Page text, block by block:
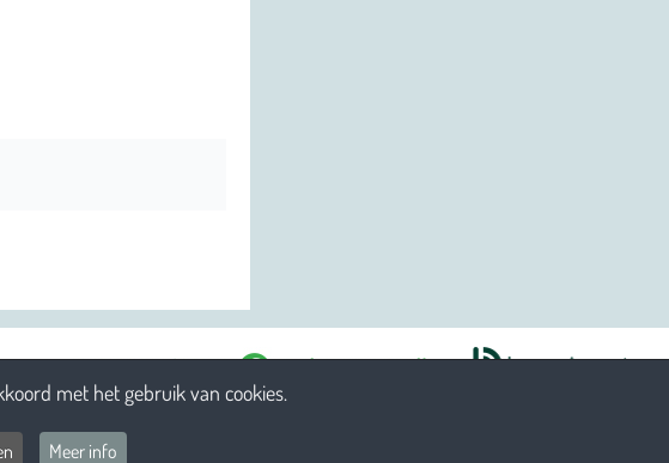
met het gebruik van cookies.
Meer info
Aansprakelijkheid